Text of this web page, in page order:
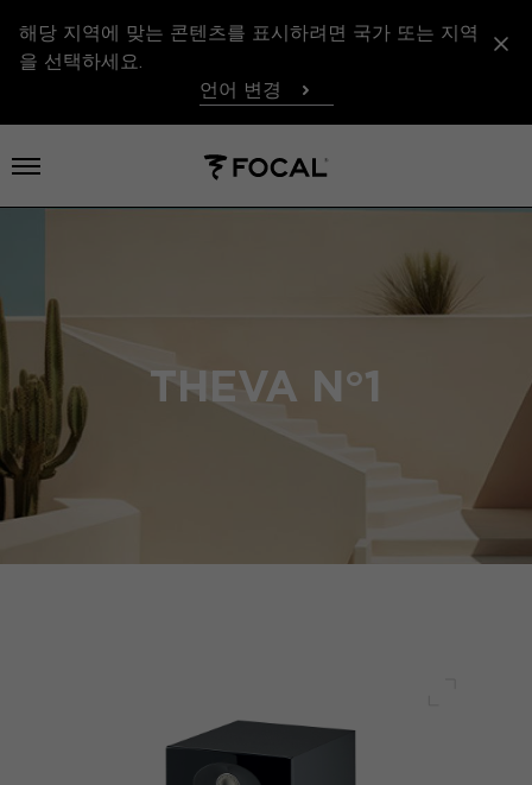
해당 지역에 맞는 콘텐츠를 표시하려면 국가 또는 지역
을 선택하세요.
언어 변경
메뉴 열기
THEVA N°1